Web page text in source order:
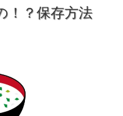
！？保存方法